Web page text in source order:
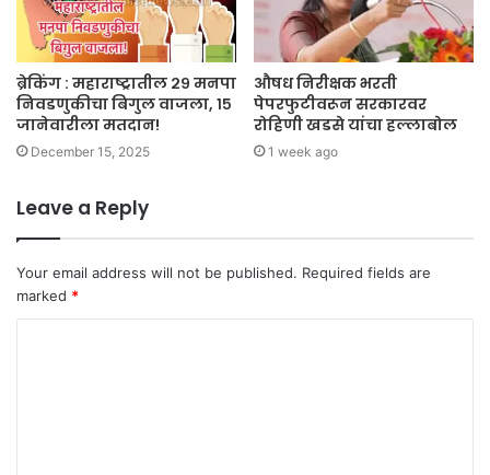
ब्रेकिंग : महाराष्ट्रातील २९ मनपा
निवडणुकीचा बिगुल वाजला, १५
जानेवारीला मतदान!
December 15, 2025
औषध निरीक्षक भरती
पेपरफुटीवरून सरकारवर
रोहिणी खडसे यांचा हल्लाबोल
1 week ago
Leave a Reply
Your email address will not be published. Required fields are
marked *